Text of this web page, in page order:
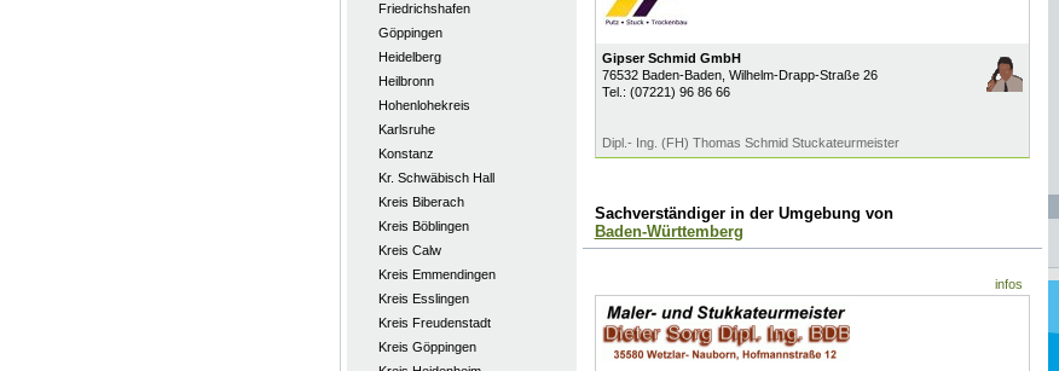
Friedrichshafen
Göppingen
Heidelberg
Heilbronn
Hohenlohekreis
Karlsruhe
Konstanz
Kr. Schwäbisch Hall
Kreis Biberach
Kreis Böblingen
Kreis Calw
Kreis Emmendingen
Kreis Esslingen
Kreis Freudenstadt
Kreis Göppingen
Gipser Schmid GmbH
76532 Baden-Baden, Wilhelm-Drapp-Straße 26
Tel.: (07221) 96 86 66
Dipl.- Ing. (FH) Thomas Schmid Stuckateurmeister
Sachverständiger in der Umgebung von
Baden-Württemberg
infos